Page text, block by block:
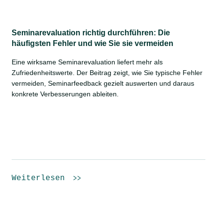
Seminarevaluation richtig durchführen: Die
häufigsten Fehler und wie Sie sie vermeiden
Eine wirksame Seminarevaluation liefert mehr als
Zufriedenheitswerte. Der Beitrag zeigt, wie Sie typische Fehler
vermeiden, Seminarfeedback gezielt auswerten und daraus
konkrete Verbesserungen ableiten.
Weiterlesen